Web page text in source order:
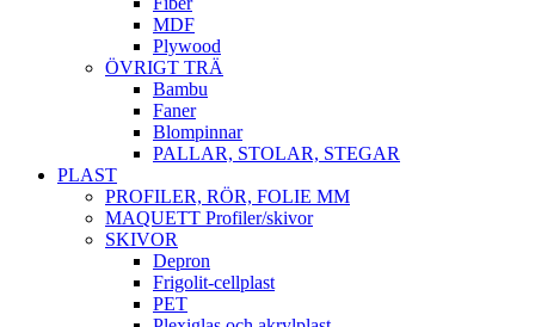
MDF
Plywood
ÖVRIGT TRÄ
Bambu
Faner
Blompinnar
PALLAR, STOLAR, STEGAR
PLAST
PROFILER, RÖR, FOLIE MM
MAQUETT Profiler/skivor
SKIVOR
Depron
Frigolit-cellplast
PET